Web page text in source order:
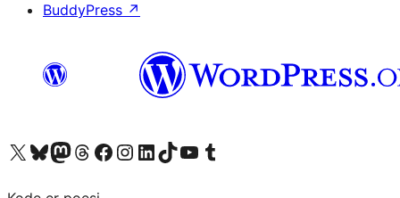
BuddyPress ↗
Besøg vores X (tidligere Twitter) konto
Besøg vores Bluesky-konto
Besøg vores Mastodon konto
Besøg vores Threads-konto
Besøg vores Facebook sideBesøg vores Instagram konto
Besøg vores LinkedIn konto
Besøg vores TikTok-konto
Besøg vores YouTube-kanalBesøg vores Tumblr-konto